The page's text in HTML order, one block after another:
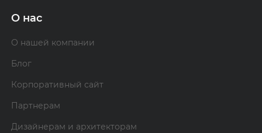
О нас
О нашей компании
Блог
Корпоративный сайт
Партнерам
Дизайнерам и архитекторам